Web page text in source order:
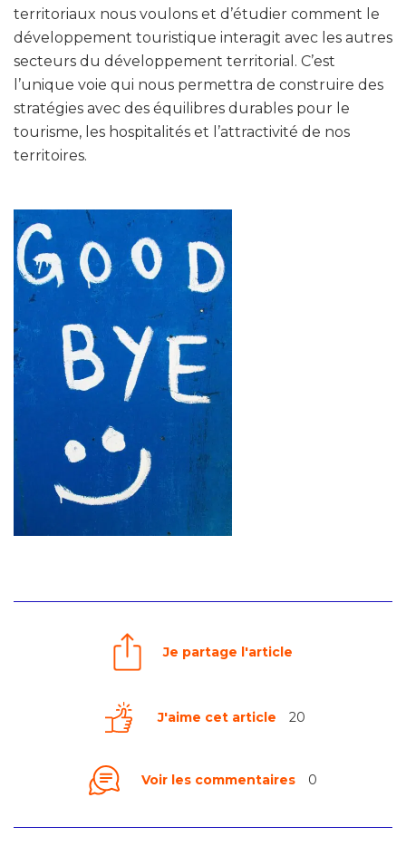
territoriaux nous voulons et d’étudier comment le
développement touristique interagit avec les autres
secteurs du développement territorial. C’est
l’unique voie qui nous permettra de construire des
stratégies avec des équilibres durables pour le
tourisme, les hospitalités et l’attractivité de nos
territoires.
Je partage l'article
J'aime cet article 20
Voir les commentaires 0